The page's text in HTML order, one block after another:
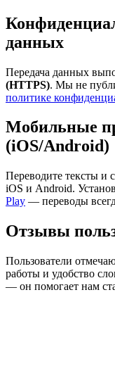
данных
Передача данных
(HTTPS). Мы не
политике
Мобильные
(iOS/Android)
Переводите тексты и
iOS и Android.
Play — переводы
Отзывы
Пользователи
работы и удобство
— он помогает нам